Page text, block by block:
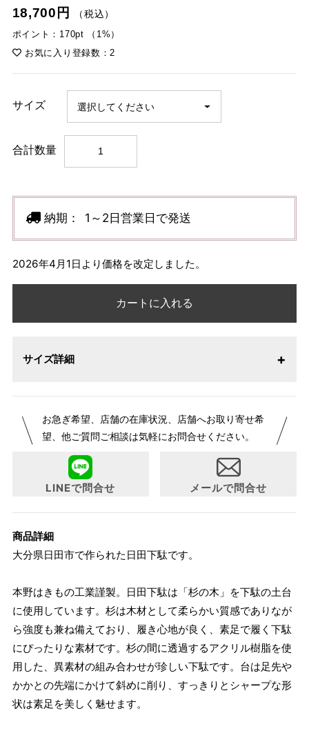
18,700円
（税込）
ポイント：170pt （1%）
お気に入り登録数：2
サイズ
合計数量
納期： 1～2日営業日で発送
2026年4月1日より価格を改定しました。
カートに入れる
サイズ詳細
お急ぎ希望、店舗の在庫状況、店舗へお取り寄せ希
望、他ご質問ご相談は気軽にお問合せください。
LINEで問合せ メールで問合せ
商品詳細
大分県日田市で作られた日田下駄です。
本野はきもの工業謹製。日田下駄は「杉の木」を下駄の土台
に使用しています。杉は木材として柔らかい質感でありなが
ら強度も兼ね備えており、履き心地が良く、素足で履く下駄
にぴったりな素材です。杉の間に透過するアクリル樹脂を使
用した、異素材の組み合わせが珍しい下駄です。台は足先や
かかとの先端にかけて斜めに削り、すっきりとシャープな形
状は素足を美しく魅せます。